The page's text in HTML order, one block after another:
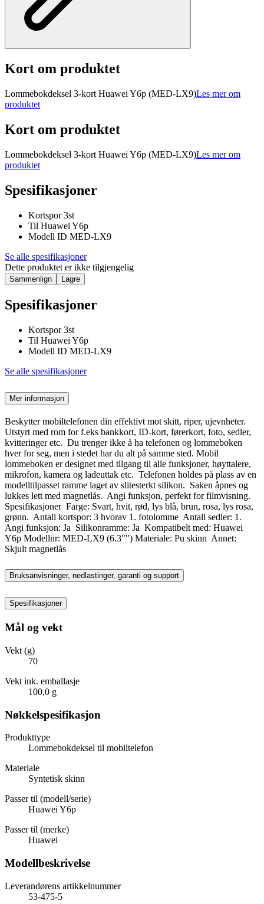
Kort om produktet
Lommebokdeksel 3-kort Huawei Y6p (MED-LX9)Les mer om
produktet
Kort om produktet
Lommebokdeksel 3-kort Huawei Y6p (MED-LX9)Les mer om
produktet
Spesifikasjoner
Kortspor 3st
Til Huawei Y6p
Modell ID MED-LX9
Se alle spesifikasjoner
Dette produktet er ikke tilgjengelig
Sammenlign Lagre
Spesifikasjoner
Kortspor 3st
Til Huawei Y6p
Modell ID MED-LX9
Se alle spesifikasjoner
Mer informasjon
Beskytter mobiltelefonen din effektivt mot skitt, riper, ujevnheter.
Utstyrt med rom for f.eks bankkort, ID-kort, førerkort, foto, sedler,
kvitteringer etc. Du trenger ikke å ha telefonen og lommeboken
hver for seg, men i stedet har du alt på samme sted. Mobil
lommeboken er designet med tilgang til alle funksjoner, høyttalere,
mikrofon, kamera og ladeuttak etc. Telefonen holdes på plass av en
modelltilpasset ramme laget av slitesterkt silikon. Saken åpnes og
lukkes lett med magnetlås. Angi funksjon, perfekt for filmvisning.
Spesifikasjoner Farge: Svart, hvit, rød, lys blå, brun, rosa, lys rosa,
grønn. Antall kortspor: 3 hvorav 1. fotolomme Antall sedler: 1.
Angi funksjon: Ja Silikonramme: Ja Kompatibelt med: Huawei
Y6p Modellnr: MED-LX9 (6.3"") Materiale: Pu skinn Annet:
Skjult magnetlås
Bruksanvisninger, nedlastinger, garanti og support
Spesifikasjoner
Mål og vekt
Vekt (g)
70
Vekt ink. emballasje
100,0 g
Nøkkelspesifikasjon
Produkttype
Lommebokdeksel til mobiltelefon
Materiale
Syntetisk skinn
Passer til (modell/serie)
Huawei Y6p
Passer til (merke)
Huawei
Modellbeskrivelse
Leverandørens artikkelnummer
53-475-5